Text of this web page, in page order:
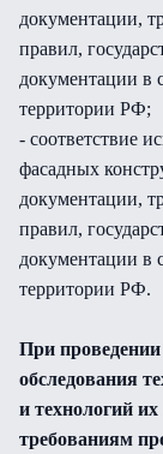
документации,
правил,
документации в
территории РФ;
- соответствие
фасадных
документации,
правил,
документации в
территории РФ.
При проведении
обследования
и технологий
требованиям